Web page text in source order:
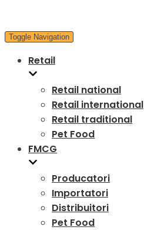
Toggle Navigation
Retail
Retail national
Retail international
Retail traditional
Pet Food
FMCG
Producatori
Importatori
Distribuitori
Pet Food